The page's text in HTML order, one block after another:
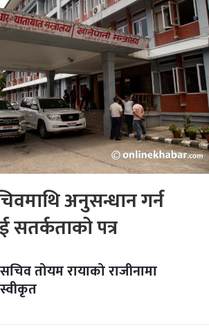
अनुसन्धान गर्न
सतर्कताको पत्र
सचिव तोयम रायाको राजीनामा
स्वीकृत